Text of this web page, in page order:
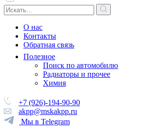
О нас
Контакты
Обратная связь
Полезное
Поиск по автомобилю
Радиаторы и прочее
Химия
+7 (926)-194-90-90
akpp@mskakpp.ru
Мы в Telegram